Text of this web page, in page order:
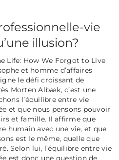
vie
illusion?
Life: How We Forgot to Live
et homme d’affaires
le défi croissant de
Morten Albæk, c’est une
l’équilibre entre vie
et que nous pensons pouvoir
et famille. Il affirme que
humain avec une vie, et que
est le même, quelle que
Selon lui, l’équilibre entre vie